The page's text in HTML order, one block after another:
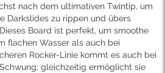
nach dem ultimativen Twintip, um
Darkslides zu rippen und übers
Board ist perfekt, um smoothe
flachen Wasser als auch bei
Rocker-Linie kommt es auch bei
gleichzeitig ermöglicht sie